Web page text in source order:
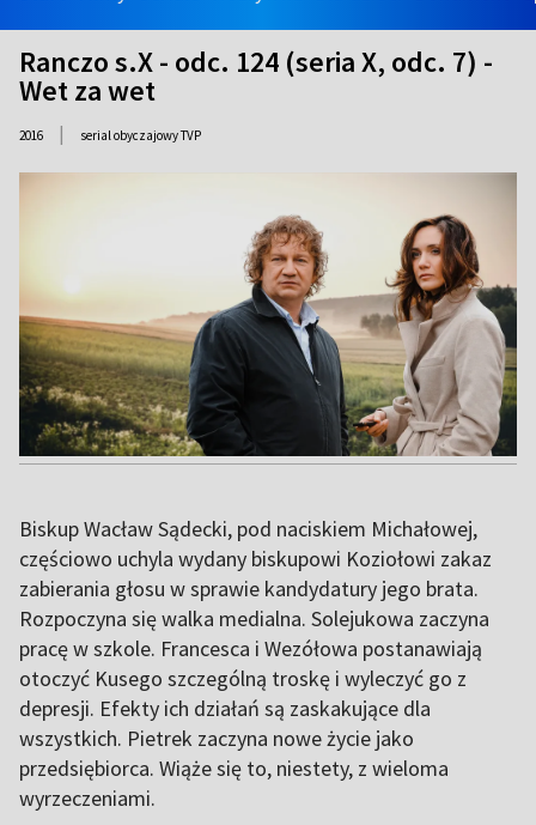
Ranczo s.X - odc. 124 (seria X, odc. 7) -
Wet za wet
2016 | serial obyczajowy TVP
Biskup Wacław Sądecki, pod naciskiem Michałowej,
częściowo uchyla wydany biskupowi Koziołowi zakaz
zabierania głosu w sprawie kandydatury jego brata.
Rozpoczyna się walka medialna. Solejukowa zaczyna
pracę w szkole. Francesca i Wezółowa postanawiają
otoczyć Kusego szczególną troskę i wyleczyć go z
depresji. Efekty ich działań są zaskakujące dla
wszystkich. Pietrek zaczyna nowe życie jako
przedsiębiorca. Wiąże się to, niestety, z wieloma
wyrzeczeniami.